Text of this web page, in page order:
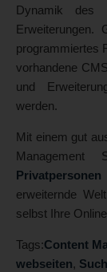
Dynamik des
Erweiterungen.
programmiertes
vorhandene
und
werden.
Mit einem gut
Privatpersonen
erweiternde
selbst Ihre
Tags:Content
webseiten,